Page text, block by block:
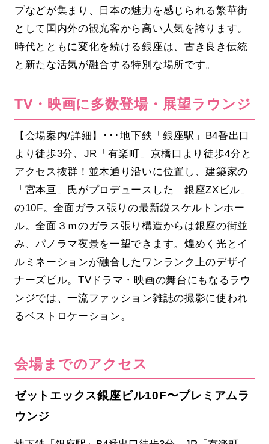
プなどが集まり、日本の魅力を感じられる繁華街
として国内外の観光客から高い人気を誇ります。
時代とともに変化を続ける銀座は、古き良き伝統
と新たな活気が融合する特別な場所です。
TV・映画に多数登場・展望ラウンジ
【会場案内/詳細】･･･地下鉄「銀座駅」B4番出口
より徒歩3分、JR「有楽町」京橋口より徒歩4分と
アクセス抜群！並木通り沿いに位置し、建築家の
「宮本亘」氏がプロデュースした「銀座ZXビル」
の10F。全面ガラス張りの最新鋭スケルトンホー
ル。全面３ｍのガラス張り構造からは銀座の街並
み、パノラマ夜景を一望できます。煌めく光とイ
ルミネーションが融合したワンランク上のデザイ
ナーズビル。TVドラマ・映画の舞台にもなるラウ
ンジでは、一流ファッション雑誌の撮影に使われ
るベストロケーション。
会場までのアクセス
ゼットエックス銀座ビル10F〜プレミアムラ
ウンジ